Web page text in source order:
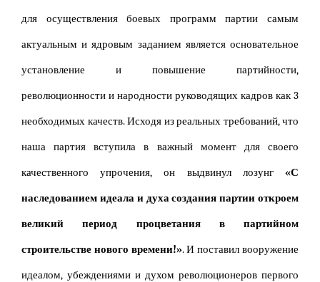
для осуществления боевых программ партии самым
актуальным и ядровым заданием является основательное
установление и повышение партийности,
революционности и народности руководящих кадров как 3
необходимых качеств. Исходя из реальных требований, что
наша партия вступила в важный момент для своего
качественного упрочения, он выдвинул лозунг«С
наследованием идеала и духа создания партии откроем
великий период процветания в партийном
строительстве нового времени!». И поставил вооружение
идеалом, убеждениями и духом революционеров первого